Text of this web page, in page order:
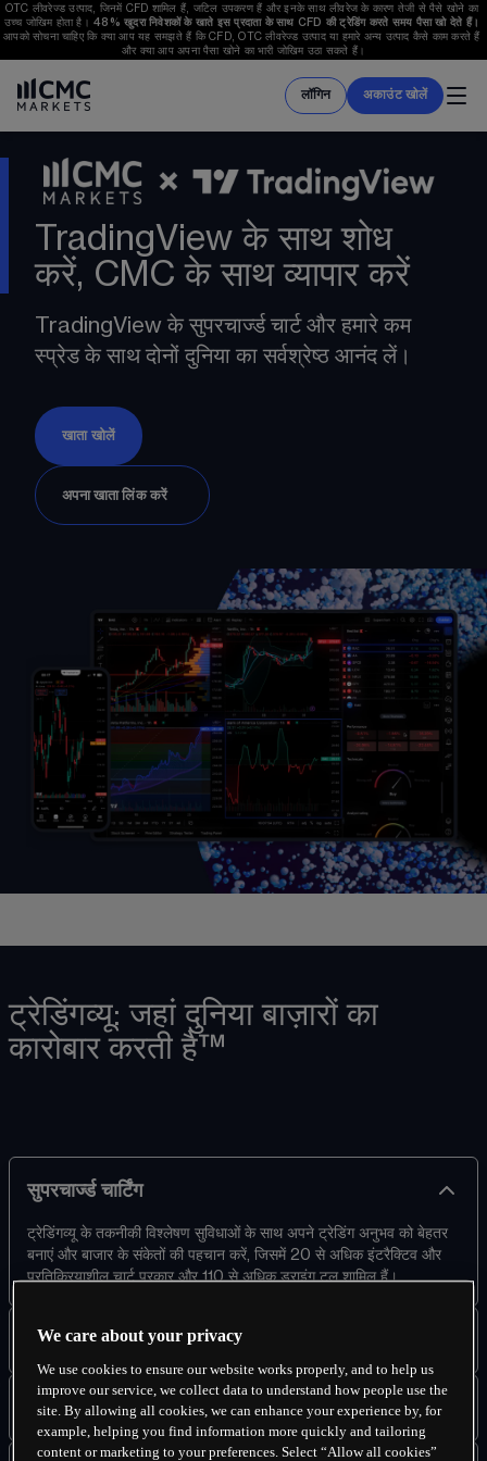
OTC लीवरेज्ड उत्पाद, जिनमें CFD शामिल हैं, जटिल उपकरण हैं और इनके साथ लीवरेज के कारण तेजी से पैसे खोने का
उच्च जोखिम होता है। 48% खुदरा निवेशकों के खाते इस प्रदाता के साथ CFD की ट्रेडिंग करते समय पैसा खो देते हैं।
आपको सोचना चाहिए कि क्या आप यह समझते हैं कि CFD, OTC लीवरेज्ड उत्पाद या हमारे अन्य उत्पाद कैसे काम करते हैं
और क्या आप अपना पैसा खोने का भारी जोखिम उठा सकते हैं।
लॉगिन अकाउंट खोलें
TradingView के साथ शोध
करें, CMC के साथ व्यापार करें
TradingView के सुपरचार्ज्ड चार्ट और हमारे कम
स्प्रेड के साथ दोनों दुनिया का सर्वश्रेष्ठ आनंद लें।
खाता खोलें
अपना खाता लिंक करें
ट्रेडिंगव्यू: जहां दुनिया बाज़ारों का
कारोबार करती है™
सुपरचार्ज्ड चार्टिंग
ट्रेडिंगव्यू के तकनीकी विश्लेषण सुविधाओं के साथ अपने ट्रेडिंग अनुभव को बेहतर
बनाएं और बाजार के संकेतों की पहचान करें, जिसमें 20 से अधिक इंटरैक्टिव और
प्रतिक्रियाशील चार्ट प्रकार और 110 से अधिक ड्राइंग टूल शामिल हैं।
समुदाय से जुड़ें
दुनिया के सबसे बड़े ऑनलाइन ट्रेडिंग समुदायों में से एक से प्रेरणा और विचार
प्राप्त करें।
बाजार कैलेंडर
ट्रेडिंगव्यू के आसान-से-उपयोग वाले वित्तीय कैलेंडर के साथ महत्वपूर्ण घोषणाओं के
We care about your privacy
We use cookies to ensure our website works properly, and to help us
improve our service, we collect data to understand how people use the
site. By allowing all cookies, we can enhance your experience by, for
example, helping you find information more quickly and tailoring
content or marketing to your preferences. Select “Allow all cookies”